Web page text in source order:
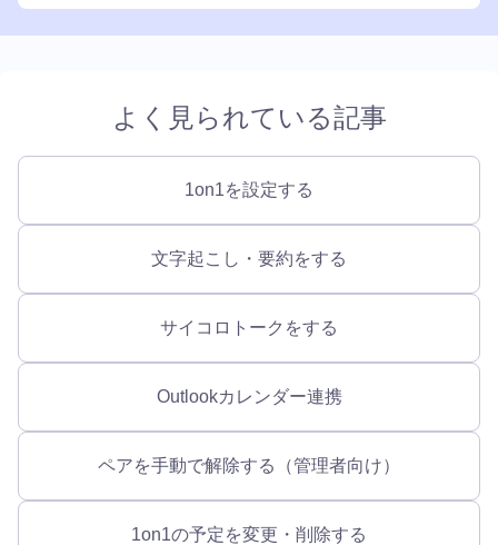
よく見られている記事
1on1を設定する
文字起こし・要約をする
サイコロトークをする
Outlookカレンダー連携
ペアを手動で解除する（管理者向け）
1on1の予定を変更・削除する